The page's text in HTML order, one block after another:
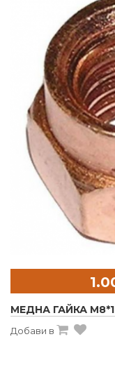
МЕДНА ГАЙКА M8*1
Добави в